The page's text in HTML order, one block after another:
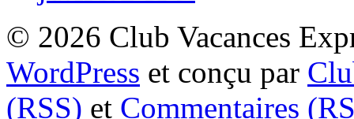
© 2026 Club Vacances
WordPress et conçu par
(RSS) et Commentaires